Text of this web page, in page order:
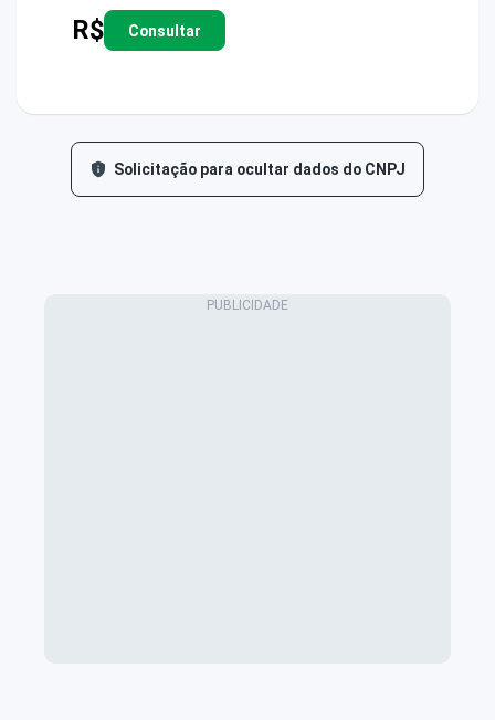
R$ Consultar
Solicitação para ocultar dados do CNPJ